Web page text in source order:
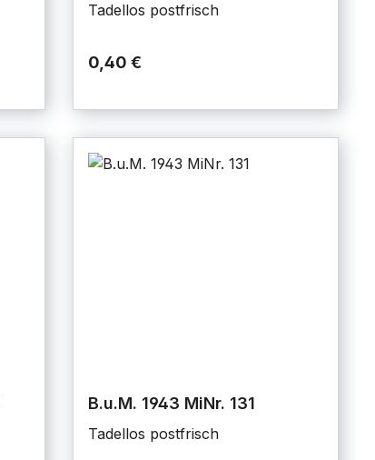
Tadellos postfrisch
0,40 €
B.u.M. 1943 MiNr. 131
Tadellos postfrisch